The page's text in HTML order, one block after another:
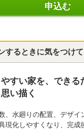
申込む
するときに気をつけ
すい家を、できる
い描く
、水廻りの配置、デザイ
現化しやすくなり、完成